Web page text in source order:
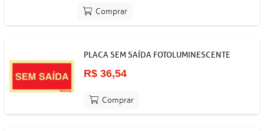
Comprar
PLACA SEM SAÍDA FOTOLUMINESCENTE
R$ 36,54
Comprar